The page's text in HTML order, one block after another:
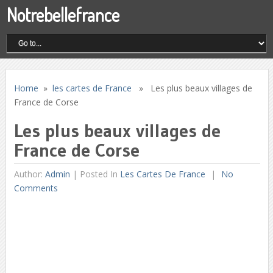
Notrebellefrance
Home » les cartes de France » Les plus beaux villages de
France de Corse
Les plus beaux villages de
France de Corse
Author: Admin | Posted In Les Cartes De France
No
Comments